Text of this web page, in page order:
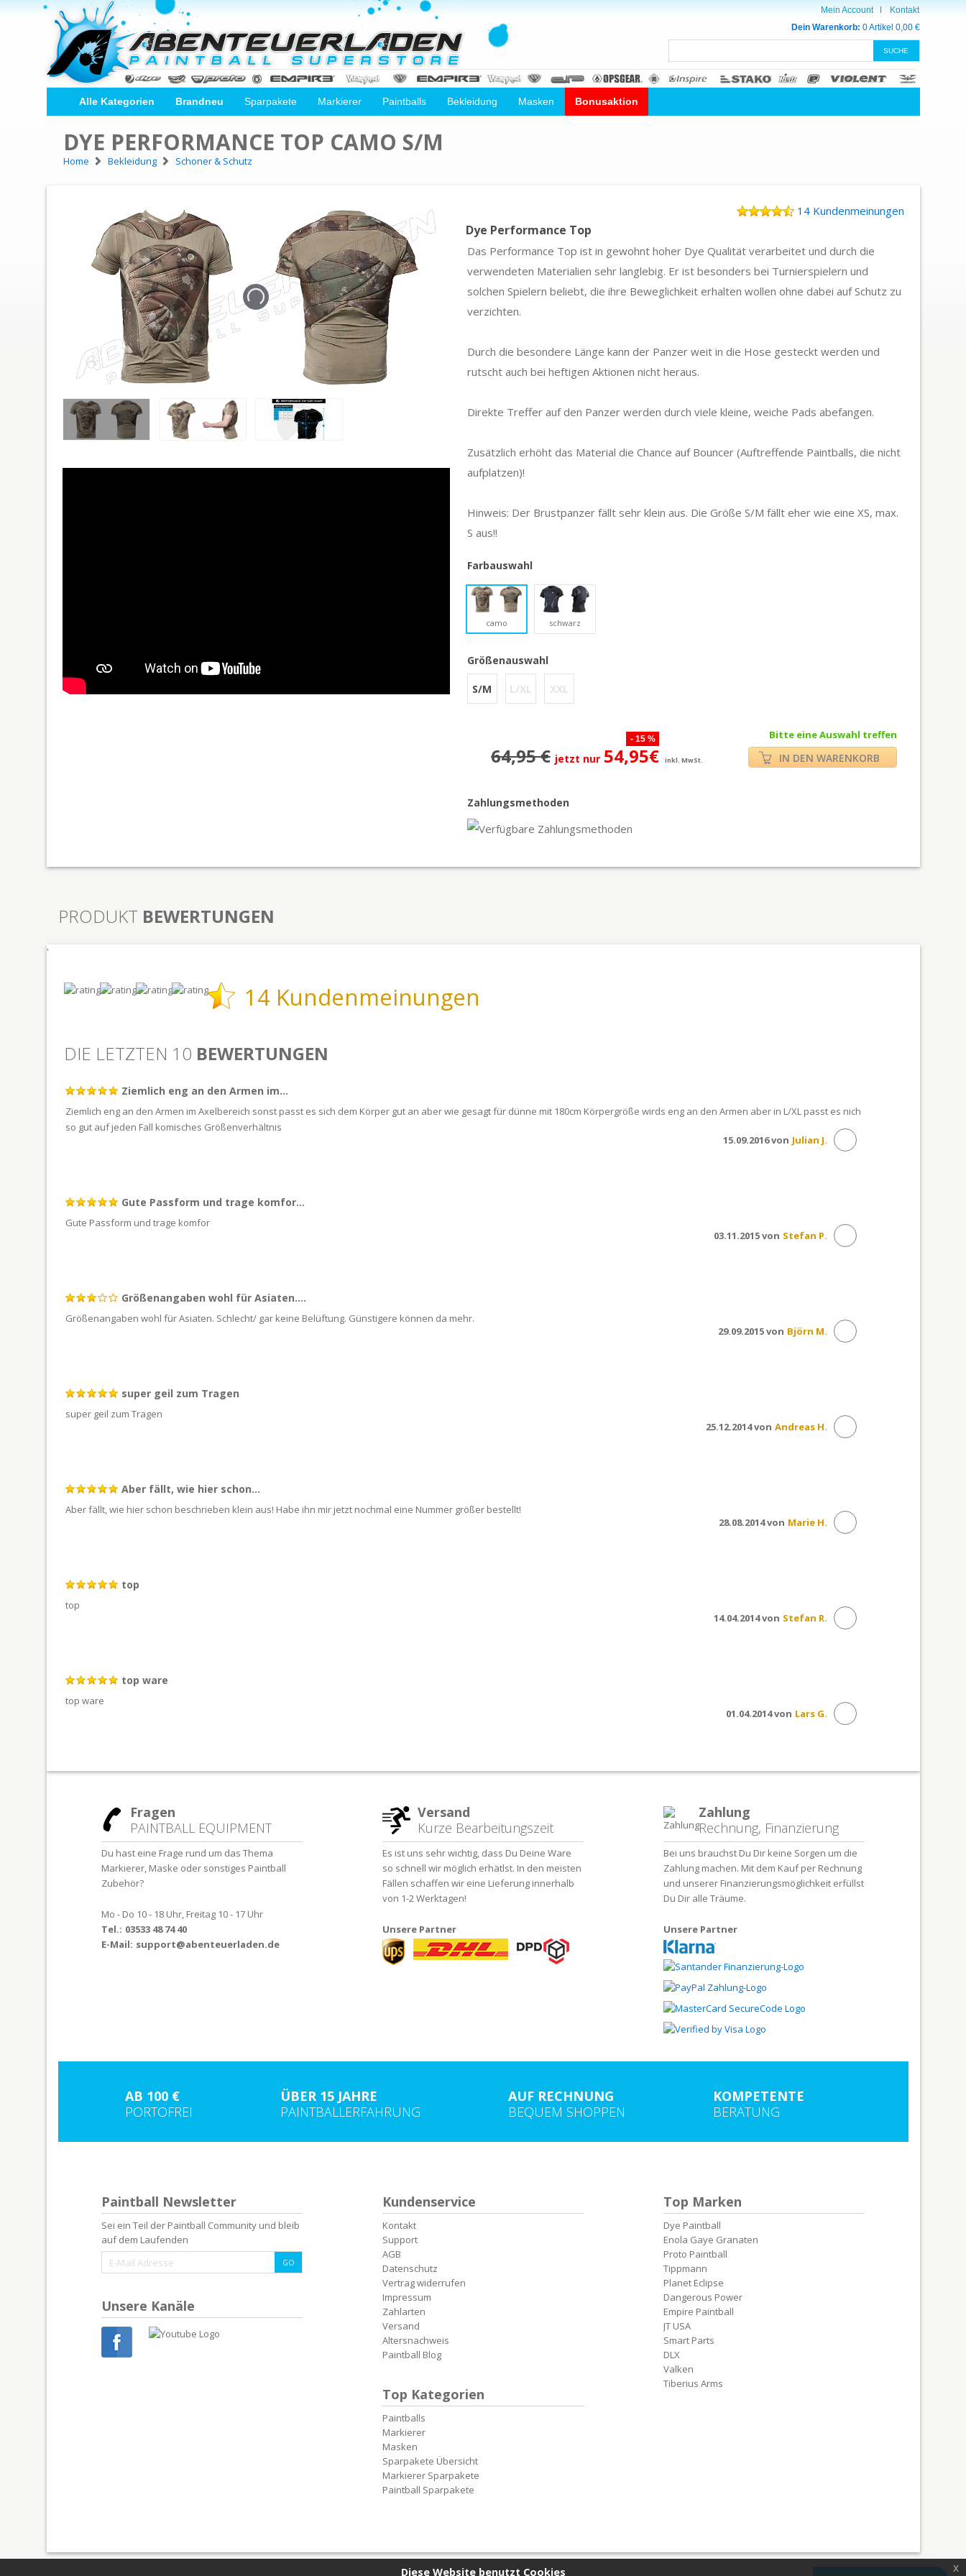
Mein Account
Kontakt
Dein Warenkorb: 0 Artikel 0,00 €
Alle Kategorien Brandneu Sparpakete Markierer Paintballs Bekleidung Masken Bonusaktion
DYE PERFORMANCE TOP CAMO S/M
Home Bekleidung Schoner & Schutz
14 Kundenmeinungen
Dye Performance Top
Das Performance Top ist in gewohnt hoher Dye Qualität verarbeitet und durch die
verwendeten Materialien sehr langlebig. Er ist besonders bei Turnierspielern und
solchen Spielern beliebt, die ihre Beweglichkeit erhalten wollen ohne dabei auf Schutz zu
verzichten.
Durch die besondere Länge kann der Panzer weit in die Hose gesteckt werden und
rutscht auch bei heftigen Aktionen nicht heraus.
Direkte Treffer auf den Panzer werden durch viele kleine, weiche Pads abefangen.
Zusätzlich erhöht das Material die Chance auf Bouncer (Auftreffende Paintballs, die nicht
aufplatzen)!
Hinweis: Der Brustpanzer fällt sehr klein aus. Die Größe S/M fällt eher wie eine XS, max.
S aus!!
Farbauswahl
camo schwarz
Größenauswahl
S/M L/XL XXL
- 15 %
64,95 € jetzt nur 54,95€ inkl. MwSt.
Bitte eine Auswahl treffen
IN DEN WARENKORB
Zahlungsmethoden
PRODUKT BEWERTUNGEN
'
14 Kundenmeinungen
DIE LETZTEN 10 BEWERTUNGEN
Ziemlich eng an den Armen im...
Ziemlich eng an den Armen im Axelbereich sonst passt es sich dem Körper gut an aber wie gesagt für dünne mit 180cm Körpergröße wirds eng an den Armen aber in L/XL passt es nich
so gut auf jeden Fall komisches Größenverhältnis
Julian J.
15.09.2016 von
Gute Passform und trage komfor...
Gute Passform und trage komfor
Stefan P.
03.11.2015 von
Größenangaben wohl für Asiaten....
Größenangaben wohl für Asiaten. Schlecht/ gar keine Belüftung. Günstigere können da mehr.
Björn M.
29.09.2015 von
super geil zum Tragen
super geil zum Tragen
Andreas H.
25.12.2014 von
Aber fällt, wie hier schon...
Aber fällt, wie hier schon beschrieben klein aus! Habe ihn mir jetzt nochmal eine Nummer größer bestellt!
Marie H.
28.08.2014 von
top
top
Stefan R.
14.04.2014 von
top ware
top ware
Lars G.
01.04.2014 von
Fragen
PAINTBALL EQUIPMENT
Du hast eine Frage rund um das Thema
Markierer, Maske oder sonstiges Paintball
Zubehör?
Mo - Do 10 - 18 Uhr, Freitag 10 - 17 Uhr
Tel.: 03533 48 74 40
E-Mail: support@abenteuerladen.de
Versand
Kurze Bearbeitungszeit
Es ist uns sehr wichtig, dass Du Deine Ware
so schnell wir möglich erhätlst. In den meisten
Fällen schaffen wir eine Lieferung innerhalb
von 1-2 Werktagen!
Unsere Partner
Zahlung
Rechnung, Finanzierung
Bei uns brauchst Du Dir keine Sorgen um die
Zahlung machen. Mit dem Kauf per Rechnung
und unserer Finanzierungsmöglichkeit erfüllst
Du Dir alle Träume.
Unsere Partner
AB 100 €
PORTOFREI
ÜBER 15 JAHRE
PAINTBALLERFAHRUNG
AUF RECHNUNG
BEQUEM SHOPPEN
KOMPETENTE
BERATUNG
Paintball Newsletter
Sei ein Teil der Paintball Community und bleib
auf dem Laufenden
Unsere Kanäle
Kundenservice
Kontakt
Support
AGB
Datenschutz
Vertrag widerrufen
Impressum
Zahlarten
Versand
Altersnachweis
Paintball Blog
Top Kategorien
Paintballs
Markierer
Masken
Sparpakete Übersicht
Markierer Sparpakete
Paintball Sparpakete
Top Marken
Dye Paintball
Enola Gaye Granaten
Proto Paintball
Tippmann
Planet Eclipse
Dangerous Power
Empire Paintball
JT USA
Smart Parts
DLX
Valken
Tiberius Arms
Diese Website benutzt Cookies x